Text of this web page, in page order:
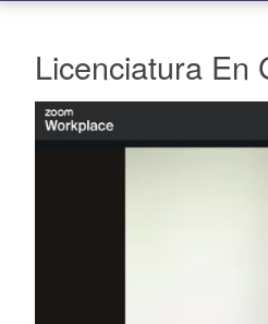
Licenciatura En